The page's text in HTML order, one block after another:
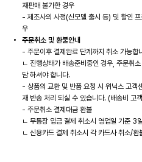
재판매 불가한 경우
- 제조사의 사정(신모델 출시 등) 및 할인
우
주문취소 및 환불안내
- 주문이후 결제완료 단계까지 취소 가능합
ㄴ 진행상태가 배송준비중인 경우, 주문취
담 하셔야 합니다.
- 상품의 교환 및 반품 요청 시 위닉스 고객
재 반송 처리 되실 수 있습니다. (배송비 고
- 주문취소 결제대금 환불
ㄴ 무통장 입금 결제 취소시 영업일 기준 3
ㄴ 신용카드 결제 취소시 각 카드사 취소/환